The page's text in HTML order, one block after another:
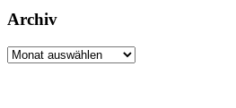
Archiv
Archiv